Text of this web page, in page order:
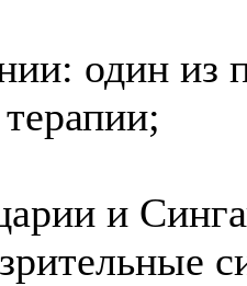
один из
и